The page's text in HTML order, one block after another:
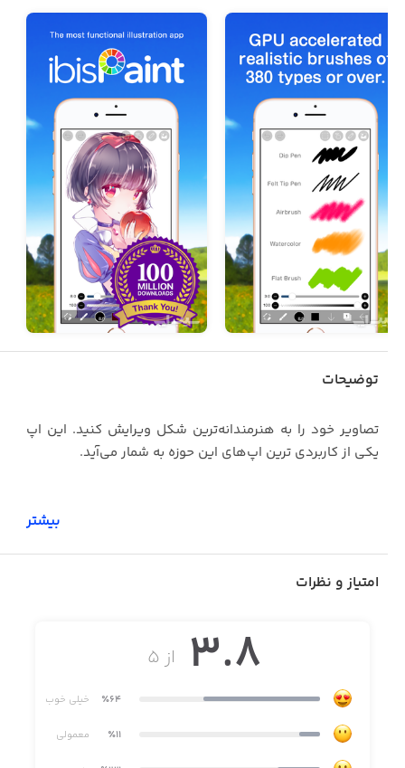
توضیحات
تصاویر خود را به هنرمندانه‌ترین شکل ویرایش کنید. این اپ
یکی از کاربردی ترین اپ‌های این حوزه به ‌شمار می‌آید.
بیشتر
امتیاز و نظرات
از ۵ 3.8
٪64 خیلی خوب
٪11 معمولی